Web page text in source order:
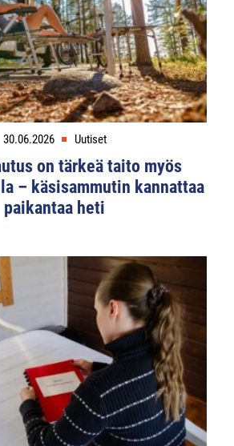
30.06.2026 Uutiset
on tärkeä taito myös
– käsisammutin kannattaa
paikantaa heti